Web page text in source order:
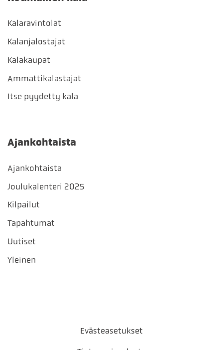
Kalaravintolat
Kalanjalostajat
Kalakaupat
Ammattikalastajat
Itse pyydetty kala
Ajankohtaista
Ajankohtaista
Joulukalenteri 2025
Kilpailut
Tapahtumat
Uutiset
Yleinen
Evästeasetukset